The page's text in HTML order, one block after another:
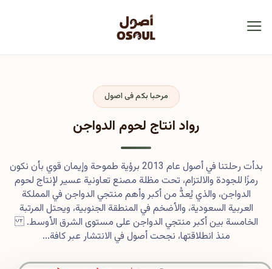
مرحبا بكم فى اصول
رواد انتاج لحوم الدواجن
بدأت رحلتنا في أصول عام 2013 برؤية طموحة وإيمان قوي بأن نكون
رمزًا للجودة والالتزام، تحت مظلة مصنع تعاونية عسير لإنتاج لحوم
الدواجن، والذي يُعدُّ من أكبر وأهم منتجي الدواجن في المملكة
العربية السعودية، والأضخم في المنطقة الجنوبية، ويحتل المرتبة
الخامسة بين أكبر منتجي الدواجن على مستوى الشرق الأوسط.
منذ انطلاقتها، نجحت أصول في الانتشار عبر كافة...